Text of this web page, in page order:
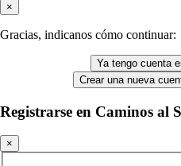
×
Gracias, indicanos cómo continuar:
Ya tengo cuenta
Crear una nueva
Registrarse en Caminos al
×